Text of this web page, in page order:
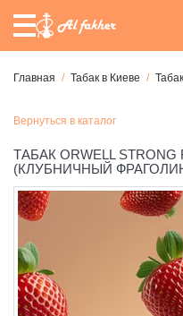
Главная Табак в Киеве
Вернуться в каталог
ТАБАК ORWELL STRONG
(КЛУБНИЧНЫЙ